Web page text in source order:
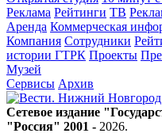
Реклама Рейтинги ТВ
Аренда Коммерческая
Компания Сотрудники
истории ГТРК Проекты
Музей
Сервисы Архив
Сетевое издание
"Россия" 2001 - 2026.